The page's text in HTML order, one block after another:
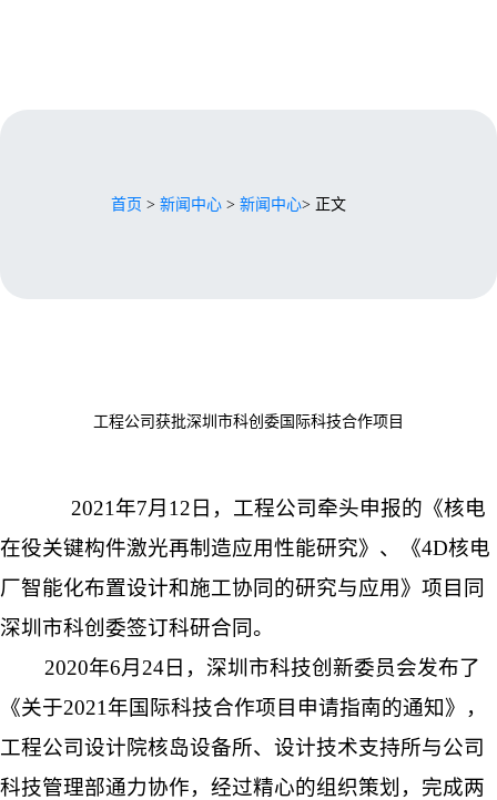
首页 > 新闻中心 > 新闻中心> 正文
工程公司获批深圳市科创委国际科技合作项目
2021年7月12日，工程公司牵头申报的《核电
在役关键构件激光再制造应用性能研究》、《4D核电
厂智能化布置设计和施工协同的研究与应用》项目同
深圳市科创委签订科研合同。
2020年6月24日，深圳市科技创新委员会发布了
《关于2021年国际科技合作项目申请指南的通知》，
工程公司设计院核岛设备所、设计技术支持所与公司
科技管理部通力协作，经过精心的组织策划，完成两